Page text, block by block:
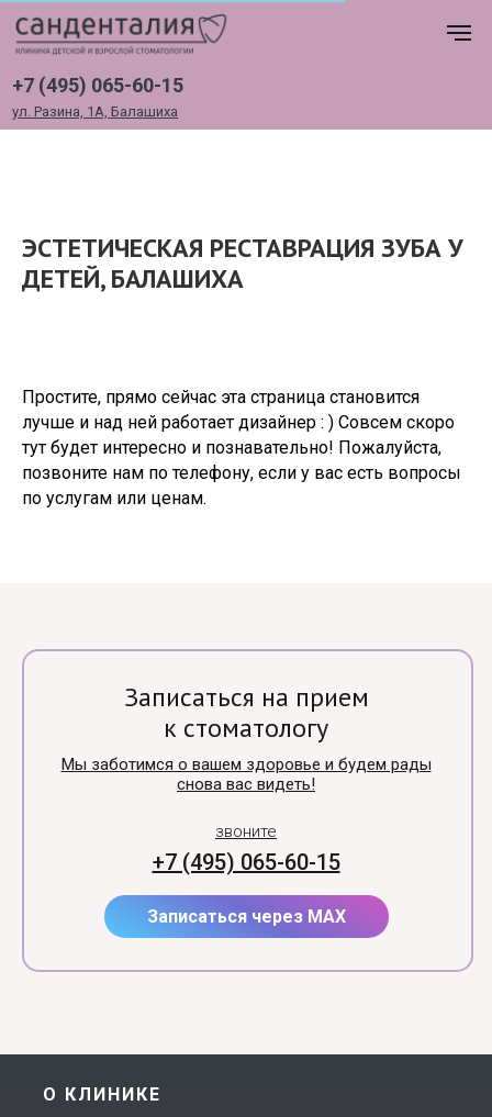
+7 (495) 065-60-15
ул. Разина, 1А, Балашиха
ЭСТЕТИЧЕСКАЯ РЕСТАВРАЦИЯ ЗУБА У
ДЕТЕЙ, БАЛАШИХА
Простите, прямо сейчас эта страница становится
лучше и над ней работает дизайнер : ) Совсем скоро
тут будет интересно и познавательно! Пожалуйста,
позвоните нам по телефону, если у вас есть вопросы
по услугам или ценам.
Записаться через MAX
+7 (495) 065-60-15
звоните
Записаться на прием
к стоматологу
Мы заботимся о вашем здоровье и будем рады
снова вас видеть!
О КЛИНИКЕ